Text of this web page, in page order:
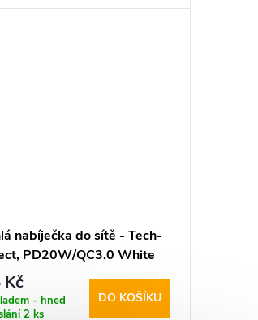
nabíječka do sítě - Tech-
PD20W/QC3.0 White
Kč
- hned
2 ks
DO KOŠÍKU